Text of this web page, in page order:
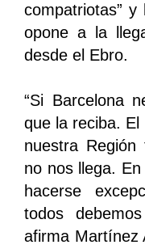
compatriotas”
opone a la
desde el Ebro.
“Si Barcelona
que la reciba.
nuestra
no nos llega.
hacerse
todos
afirma Martínez